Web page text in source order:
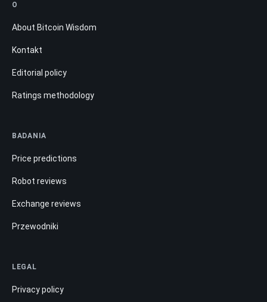
O
About Bitcoin Wisdom
Kontakt
Editorial policy
Ratings methodology
BADANIA
Price predictions
Robot reviews
Exchange reviews
Przewodniki
LEGAL
Privacy policy